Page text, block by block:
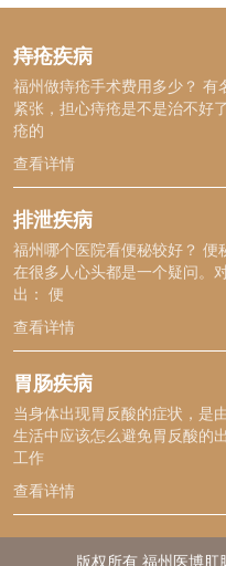
痔疮疾病
福州做痔疮手术费用多少？ 有
紧张，担心痔疮是不是治不好
疮的
查看详情
排泄疾病
福州哪个医院看便秘较好？ 便
在很多人心头都是一个疑问。
出： 便
查看详情
胃肠疾病
当身体出现胃反酸的症状，是
生活中应该怎么避免胃反酸的
工作
查看详情
版权所有 福州医博